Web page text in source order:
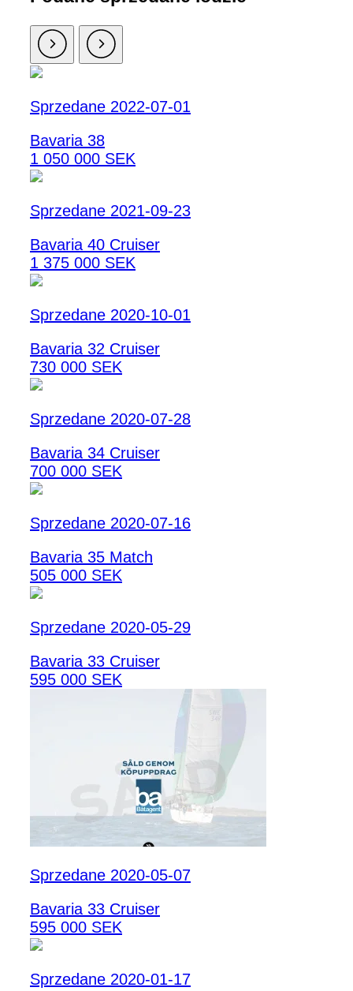
Sprzedane 2022-07-01
Bavaria 38
1 050 000 SEK
Sprzedane 2021-09-23
Bavaria 40 Cruiser
1 375 000 SEK
Sprzedane 2020-10-01
Bavaria 32 Cruiser
730 000 SEK
Sprzedane 2020-07-28
Bavaria 34 Cruiser
700 000 SEK
Sprzedane 2020-07-16
Bavaria 35 Match
505 000 SEK
Sprzedane 2020-05-29
Bavaria 33 Cruiser
595 000 SEK
Sprzedane 2020-05-07
Bavaria 33 Cruiser
595 000 SEK
Sprzedane 2020-01-17